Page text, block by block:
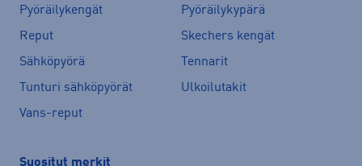
Pyöräilykengät
Pyöräilykypärä
Reput
Skechers kengät
Sähköpyörä
Tennarit
Tunturi sähköpyörät
Ulkoilutakit
Vans-reput
Suositut merkit